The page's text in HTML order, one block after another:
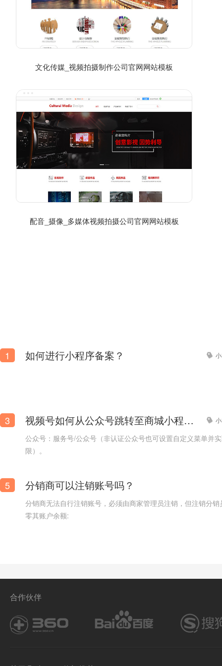
文化传媒_视频拍摄制作公司官网网站模板
配音_摄像_多媒体视频拍摄公司官网网站模板
1 如何进行小程序备案？
3 视频号如何从公众号跳转至商城小程序？
公众号：服务号/公众号（非认证公众号也可设置自定义菜单并
限）。
5 分销商可以注销账号吗？
分销商无法自行注销账号，必须由商家管理员注销，但注销分销
零其账户余额:
合作伙伴